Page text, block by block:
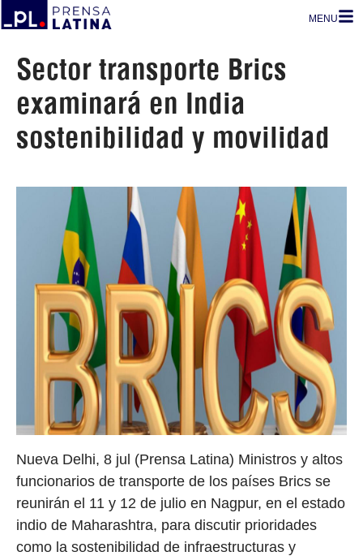
MENU
Sector transporte Brics
examinará en India
sostenibilidad y movilidad
Nueva Delhi, 8 jul (Prensa Latina) Ministros y altos
funcionarios de transporte de los países Brics se
reunirán el 11 y 12 de julio en Nagpur, en el estado
indio de Maharashtra, para discutir prioridades
como la sostenibilidad de infraestructuras y